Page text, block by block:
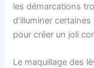
les démarcations
d’illuminer
pour créer un joli
Le maquillage des